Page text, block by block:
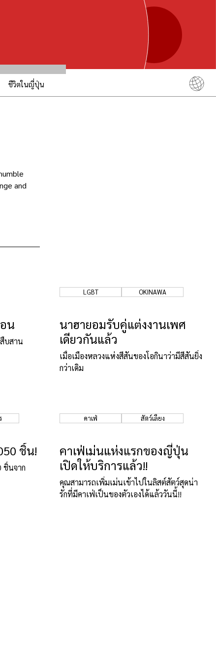
ชีวิตในญี่ปุ่น
and
น
บสาน
LGBT OKINAWA
นาฮายอมรับคู่แต่งงานเพศ
เดียวกันแล้ว
เมื่อเมืองหลวงแห่งสีสันของโอกินาว่ามีสีสันยิ่ง
กว่าเดิม
ชิ้น!
ชิ้นจาก
คาเฟ่ สัตว์เลี้ยง
คาเฟ่เม่นแห่งแรกของญี่ปุ่น
เปิดให้บริการแล้ว!!
คุณสามารถเพิ่มเม่นเข้าไปในลิสต์สัตว์สุดน่า
รักที่มีคาเฟ่เป็นของตัวเองได้แล้ววันนี้!!